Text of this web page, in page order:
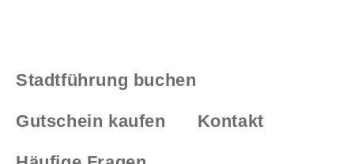
Stadtführung buchen
Gutschein kaufen Kontakt